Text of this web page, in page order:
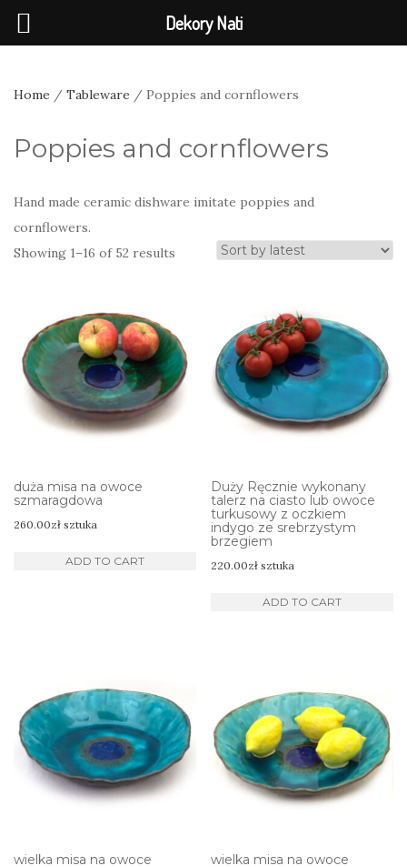
Home / Tableware / Poppies and cornflowers
Poppies and cornflowers
Hand made ceramic dishware imitate poppies and
cornflowers.
Showing 1–16 of 52 results
duża misa na owoce
szmaragdowa
260.00zł sztuka
ADD TO CART
Duży Ręcznie wykonany
talerz na ciasto lub owoce
turkusowy z oczkiem
indygo ze srebrzystym
brzegiem
220.00zł sztuka
ADD TO CART
wielka misa na owoce
wielka misa na owoce
Dekory Nati